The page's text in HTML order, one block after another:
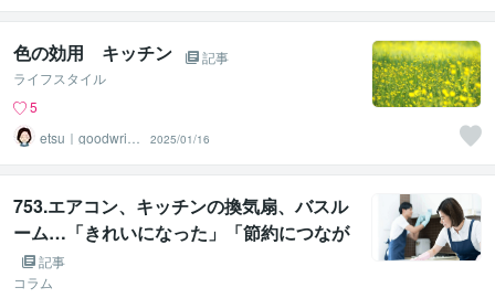
色の効用 キッチン
記事
ライフスタイル
5
etsu｜goodwritin
2025/01/16
753.エアコン、キッチンの換気扇、バスル
ーム…「きれいになった」「節約につなが
った」
記事
コラム